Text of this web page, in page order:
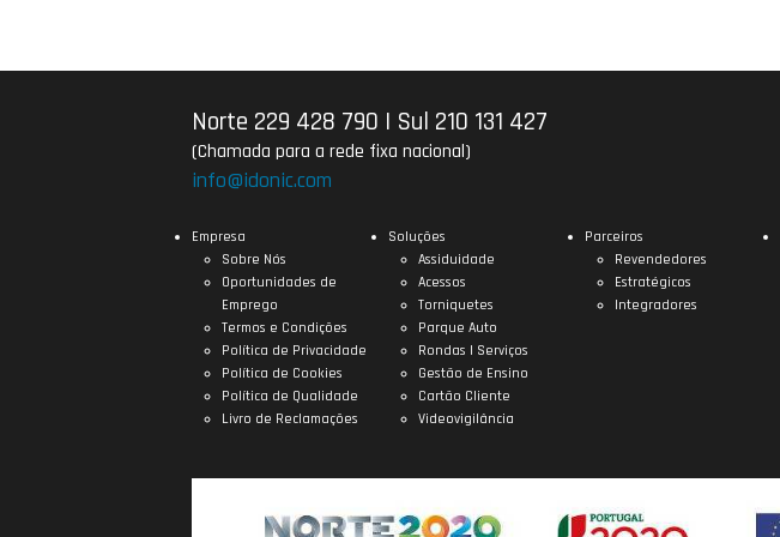
Norte 229 428 790 | Sul 210 131 427
(Chamada para a rede fixa nacional)
info@idonic.com
Empresa
Sobre Nós
Oportunidades de
Emprego
Termos e Condições
Política de Privacidade
Política de Cookies
Política de Qualidade
Livro de Reclamações
Soluções
Assiduidade
Acessos
Torniquetes
Parque Auto
Rondas | Serviços
Gestão de Ensino
Cartão Cliente
Videovigilância
Parceiros
Revendedores
Estratégicos
Integradores